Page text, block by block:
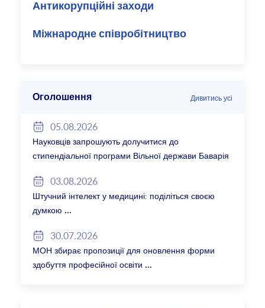
Антикорупційні заходи
Міжнародне співробітництво
Оголошення Дивитись усі
05.08.2026
Науковців запрошують долучитися до
стипендіальної програми Вільної держави Баварія
03.08.2026
Штучний інтелект у медицині: поділіться своєю
думкою
30.07.2026
МОН збирає пропозиції для оновлення форми
здобуття професійної освіти